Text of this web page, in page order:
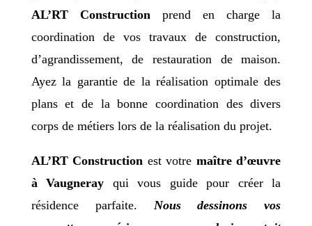
AL’RT Construction prend en charge la
coordination de vos travaux de construction,
d’agrandissement, de restauration de maison.
Ayez la garantie de la réalisation optimale des
plans et de la bonne coordination des divers
corps de métiers lors de la réalisation du projet.
AL’RT Construction est votre maître d’œuvre
à Vaugneray qui vous guide pour créer la
résidence parfaite. Nous dessinons vos